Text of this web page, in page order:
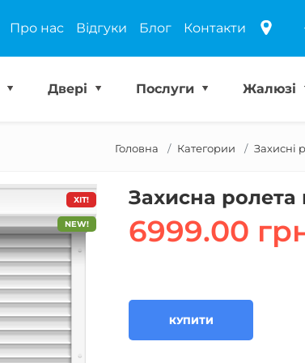
Про нас Відгуки Блог Контакти
Двері Послуги Жалюзі
Головна Категории Захисні
ХІТ!
NEW!
Захисна ролета
6999.00
КУПИТИ